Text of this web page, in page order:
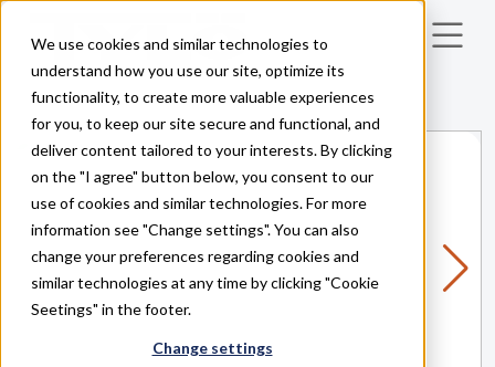
We use cookies and similar technologies to
understand how you use our site, optimize its
functionality, to create more valuable experiences
for you, to keep our site secure and functional, and
deliver content tailored to your interests. By clicking
on the "I agree" button below, you consent to our
use of cookies and similar technologies. For more
information see "Change settings". You can also
change your preferences regarding cookies and
similar technologies at any time by clicking "Cookie
Seetings" in the footer.
Change settings
Skip to main content